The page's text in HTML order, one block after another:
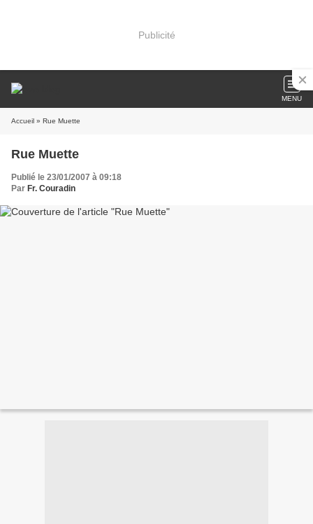
Publicité
MENU
Accueil » Rue Muette
Rue Muette
Publié le 23/01/2007 à 09:18
Par Fr. Couradin